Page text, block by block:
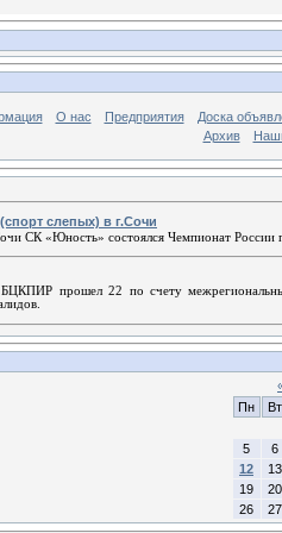
О нас Предприятия
Доска
Архив
слепых) в г.Сочи
СК «Юность» состоялся Чемпионат России
прошел 22 по счету
Пн
Вт
5
6
12
13
19
20
26
27